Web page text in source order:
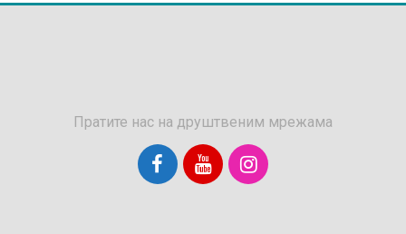
Пратите нас на друштвеним мрежама